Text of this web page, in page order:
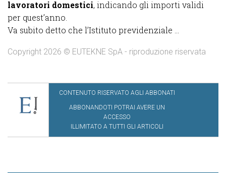
lavoratori domestici, indicando gli importi validi
per quest’anno.
Va subito detto che l’Istituto previdenziale ...
Copyright 2026 © EUTEKNE SpA - riproduzione riservata
CONTENUTO RISERVATO AGLI ABBONATI
ABBONANDOTI POTRAI AVERE UN
ACCESSO
ILLIMITATO A TUTTI GLI ARTICOLI